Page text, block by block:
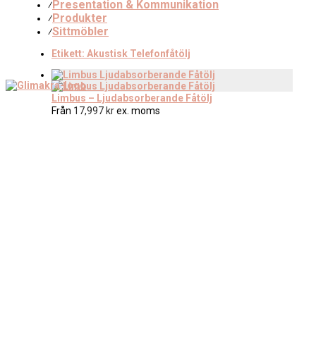
⁄Presentation & Kommunikation
⁄Produkter
⁄Sittmöbler
Etikett: Akustisk Telefonfåtölj
Limbus – Ljudabsorberande Fåtölj
Från 17,997 krex. moms